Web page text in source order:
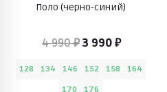
Поло (черно-синий)
4 990 ₽3 990 ₽
128 134 146 152 158
164
170
176